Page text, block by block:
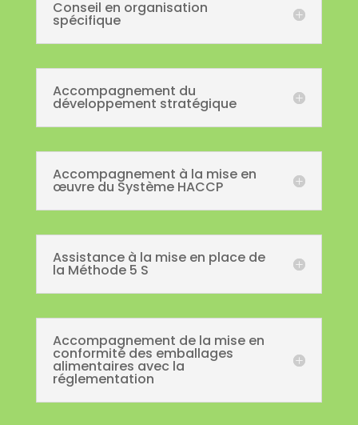
Conseil en organisation
spécifique
Accompagnement du
développement stratégique
Accompagnement à la mise en
œuvre du Système HACCP
Assistance à la mise en place de
la Méthode 5 S
Accompagnement de la mise en
conformité des emballages
alimentaires avec la
réglementation